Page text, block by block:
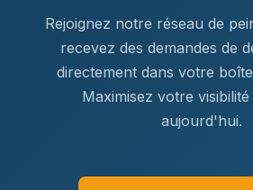
Rejoignez notre réseau de
recevez des demandes de
directement dans votre
Maximisez votre
aujourd'hui.